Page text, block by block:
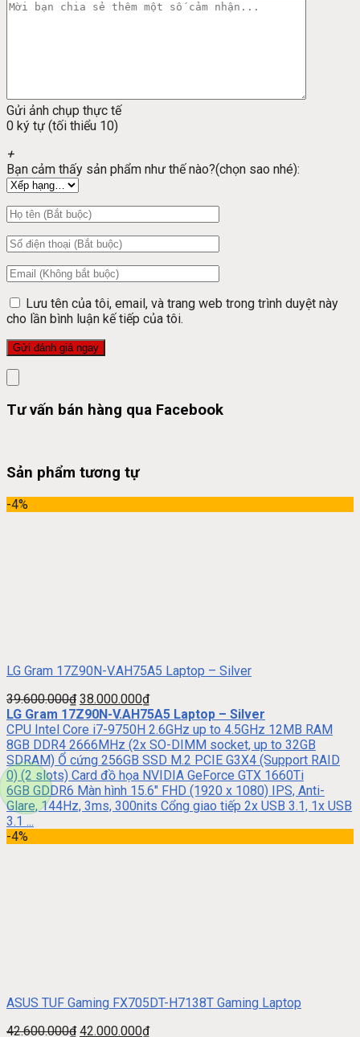
Gửi ảnh chụp thực tế
0 ký tự (tối thiểu 10)
+
Bạn cảm thấy sản phẩm như thế nào?(chọn sao nhé):
Lưu tên của tôi, email, và trang web trong trình duyệt này
cho lần bình luận kế tiếp của tôi.
Tư vấn bán hàng qua Facebook
Sản phẩm tương tự
-4%
LG Gram 17Z90N-V.AH75A5 Laptop – Silver
39.600.000₫ 38.000.000₫
LG Gram 17Z90N-V.AH75A5 Laptop – Silver
CPU Intel Core i7-9750H 2.6GHz up to 4.5GHz 12MB RAM
8GB DDR4 2666MHz (2x SO-DIMM socket, up to 32GB
SDRAM) Ổ cứng 256GB SSD M.2 PCIE G3X4 (Support RAID
0) (2 slots) Card đồ họa NVIDIA GeForce GTX 1660Ti
6GB GDDR6 Màn hình 15.6″ FHD (1920 x 1080) IPS, Anti-
Glare, 144Hz, 3ms, 300nits Cổng giao tiếp 2x USB 3.1, 1x USB
3.1 ...
-4%
ASUS TUF Gaming FX705DT-H7138T Gaming Laptop
42.600.000₫ 42.000.000₫